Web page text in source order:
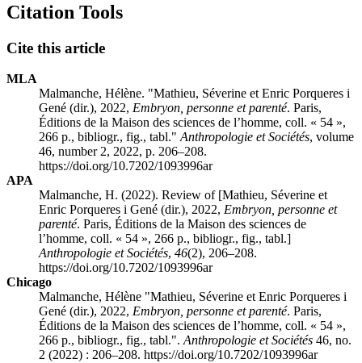
Citation Tools
Cite this article
MLA
Malmanche, Hélène. "Mathieu, Séverine et Enric Porqueres i
Gené (dir.), 2022, Embryon, personne et parenté. Paris,
Éditions de la Maison des sciences de l’homme, coll. « 54 »,
266 p., bibliogr., fig., tabl." Anthropologie et Sociétés, volume
46, number 2, 2022, p. 206–208.
https://doi.org/10.7202/1093996ar
APA
Malmanche, H. (2022). Review of [Mathieu, Séverine et
Enric Porqueres i Gené (dir.), 2022, Embryon, personne et
parenté. Paris, Éditions de la Maison des sciences de
l’homme, coll. « 54 », 266 p., bibliogr., fig., tabl.]
Anthropologie et Sociétés, 46(2), 206–208.
https://doi.org/10.7202/1093996ar
Chicago
Malmanche, Hélène "Mathieu, Séverine et Enric Porqueres i
Gené (dir.), 2022, Embryon, personne et parenté. Paris,
Éditions de la Maison des sciences de l’homme, coll. « 54 »,
266 p., bibliogr., fig., tabl.". Anthropologie et Sociétés 46, no.
2 (2022) : 206–208. https://doi.org/10.7202/1093996ar